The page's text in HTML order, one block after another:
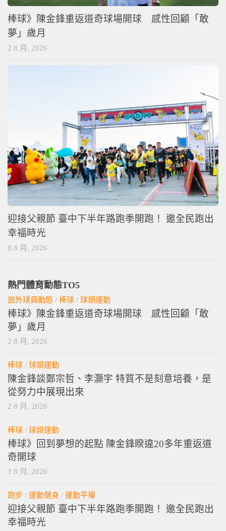
棒球》陳金鋒重返道奇球場開球 感性回顧「敢
夢」歲月
2 8 月, 2026
迎接父親節 臺中下半年路跑季開跑！ 邀全民跑出
幸福時光
8 8 月, 2026
熱門體育動態TO5
旅外球員動態 / 棒球 / 球類運動
棒球》陳金鋒重返道奇球場開球 感性回顧「敢
夢」歲月
2 8 月, 2026
棒球 / 球類運動
陳金鋒談鄭宗哲、李灝宇 特質不是刻意培養，是
從努力中展現出來
2 8 月, 2026
棒球 / 球類運動
棒球》回到夢想的起點 陳金鋒睽違20多年重返道
奇開球
3 8 月, 2026
跑步 / 運動健身 / 運動平權
迎接父親節 臺中下半年路跑季開跑！ 邀全民跑出
幸福時光